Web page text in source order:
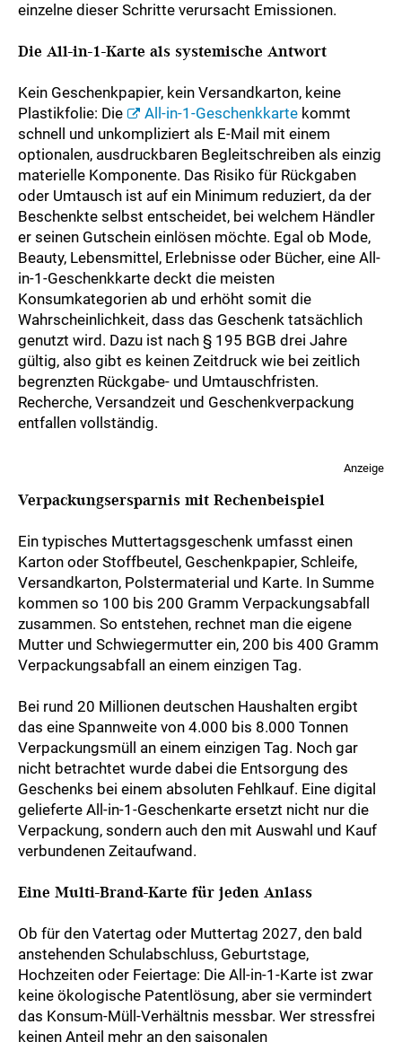
einzelne dieser Schritte verursacht Emissionen.
Die All-in-1-Karte als systemische Antwort
Kein Geschenkpapier, kein Versandkarton, keine
Plastikfolie: Die
All-in-1-Geschenkkarte kommt
schnell und unkompliziert als E-Mail mit einem
optionalen, ausdruckbaren Begleitschreiben als einzig
materielle Komponente. Das Risiko für Rückgaben
oder Umtausch ist auf ein Minimum reduziert, da der
Beschenkte selbst entscheidet, bei welchem Händler
er seinen Gutschein einlösen möchte. Egal ob Mode,
Beauty, Lebensmittel, Erlebnisse oder Bücher, eine All-
in-1-Geschenkkarte deckt die meisten
Konsumkategorien ab und erhöht somit die
Wahrscheinlichkeit, dass das Geschenk tatsächlich
genutzt wird. Dazu ist nach § 195 BGB drei Jahre
gültig, also gibt es keinen Zeitdruck wie bei zeitlich
begrenzten Rückgabe- und Umtauschfristen.
Recherche, Versandzeit und Geschenkverpackung
entfallen vollständig.
Anzeige
Verpackungsersparnis mit Rechenbeispiel
Ein typisches Muttertagsgeschenk umfasst einen
Karton oder Stoffbeutel, Geschenkpapier, Schleife,
Versandkarton, Polstermaterial und Karte. In Summe
kommen so 100 bis 200 Gramm Verpackungsabfall
zusammen. So entstehen, rechnet man die eigene
Mutter und Schwiegermutter ein, 200 bis 400 Gramm
Verpackungsabfall an einem einzigen Tag.
Bei rund 20 Millionen deutschen Haushalten ergibt
das eine Spannweite von 4.000 bis 8.000 Tonnen
Verpackungsmüll an einem einzigen Tag. Noch gar
nicht betrachtet wurde dabei die Entsorgung des
Geschenks bei einem absoluten Fehlkauf. Eine digital
gelieferte All-in-1-Geschenkarte ersetzt nicht nur die
Verpackung, sondern auch den mit Auswahl und Kauf
verbundenen Zeitaufwand.
Eine Multi-Brand-Karte für jeden Anlass
Ob für den Vatertag oder Muttertag 2027, den bald
anstehenden Schulabschluss, Geburtstage,
Hochzeiten oder Feiertage: Die All-in-1-Karte ist zwar
keine ökologische Patentlösung, aber sie vermindert
das Konsum-Müll-Verhältnis messbar. Wer stressfrei
keinen Anteil mehr an den saisonalen